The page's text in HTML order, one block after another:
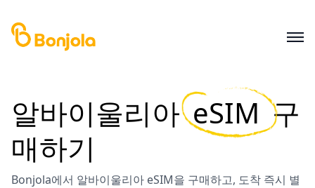
알바이울리아 eSIM 구
매하기
Bonjola에서 알바이울리아 eSIM을 구매하고, 도착 즉시 별